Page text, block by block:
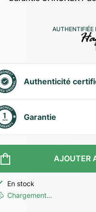
AUTHENTIFIÉE
Authenticité
Garantie
AJOUTER
En stock
Chargement…